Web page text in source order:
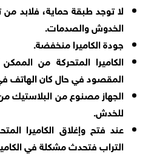
لا توجد طبقة حماية، فلابد
الخدوش والصدمات.
جودة الكاميرا منخفضة.
الكاميرا المتحركة من
المقصود في حال كان الهاتف
الجهاز مصنوع من البلاستيك
للخدش.
عند فتح وإغلاق الكاميرا
التراب فتحدث مشكلة في